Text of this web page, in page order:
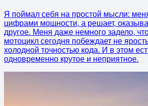
Я поймал себя на простой мысли:
цифрами мощности, а решает,
другое. Меня даже немного задело,
мотоцикл сегодня побеждает не
холодной точностью кода. И в этом
одновременно крутое и неприятное.